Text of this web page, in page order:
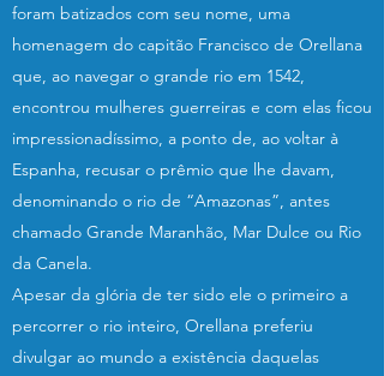
foram batizados com seu nome, uma
homenagem do capitão Francisco de Orellana
que, ao navegar o grande rio em 1542,
encontrou mulheres guerreiras e com elas ficou
impressionadíssimo, a ponto de, ao voltar à
Espanha, recusar o prêmio que lhe davam,
denominando o rio de “Amazonas”, antes
chamado Grande Maranhão, Mar Dulce ou Rio
da Canela.
Apesar da glória de ter sido ele o primeiro a
percorrer o rio inteiro, Orellana preferiu
divulgar ao mundo a existência daquelas